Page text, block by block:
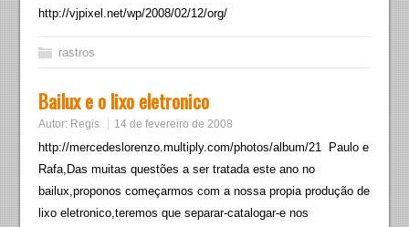
http://vjpixel.net/wp/2008/02/12/org/
rastros
Bailux e o lixo eletronico
Autor: Regis 14 de fevereiro de 2008
http://mercedeslorenzo.multiply.com/photos/album/21 Paulo e
Rafa,Das muitas questões a ser tratada este ano no
bailux,proponos começarmos com a nossa propia produção de
lixo eletronico,teremos que separar-catalogar-e nos